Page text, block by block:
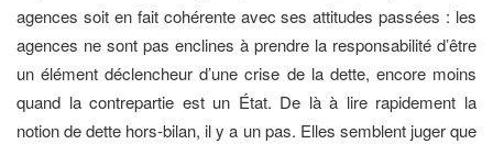
agences soit en fait cohérente avec ses attitudes passées : les
agences ne sont pas enclines à prendre la responsabilité d’être
un élément déclencheur d’une crise de la dette, encore moins
quand la contrepartie est un État. De là à lire rapidement la
notion de dette hors-bilan, il y a un pas. Elles semblent juger que